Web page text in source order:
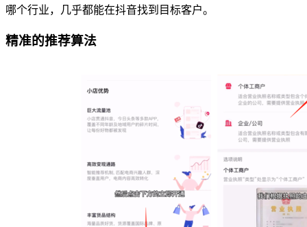
哪个行业，几乎都能在抖音找到目标客户。
精准的推荐算法